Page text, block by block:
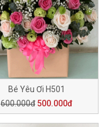
Bé Yêu Ơi H501
600.000đ 500.000đ